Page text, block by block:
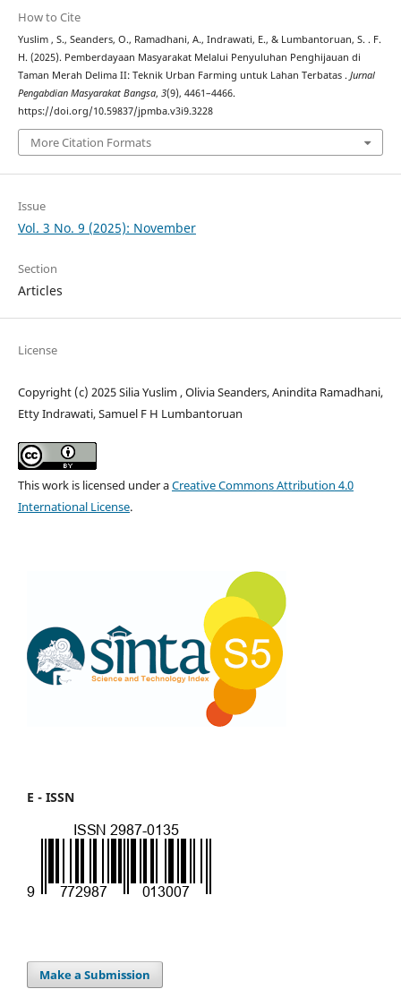
How to Cite
Yuslim , S., Seanders, O., Ramadhani, A., Indrawati, E., & Lumbantoruan, S. . F.
H. (2025). Pemberdayaan Masyarakat Melalui Penyuluhan Penghijauan di
Taman Merah Delima II: Teknik Urban Farming untuk Lahan Terbatas . Jurnal
Pengabdian Masyarakat Bangsa, 3(9), 4461–4466.
https://doi.org/10.59837/jpmba.v3i9.3228
More Citation Formats
Issue
Vol. 3 No. 9 (2025): November
Section
Articles
License
Copyright (c) 2025 Silia Yuslim , Olivia Seanders, Anindita Ramadhani,
Etty Indrawati, Samuel F H Lumbantoruan
This work is licensed under aCreative Commons Attribution 4.0
International License.
E - ISSN
Make a Submission